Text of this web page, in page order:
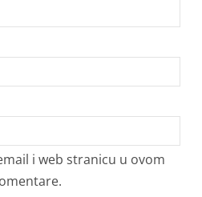
i web stranicu u ovom